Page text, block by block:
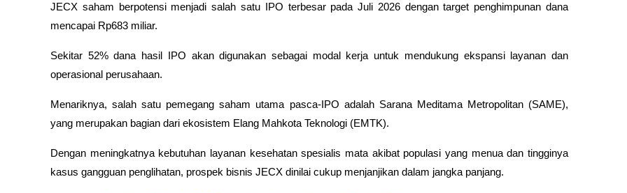
JECX saham berpotensi menjadi salah satu IPO terbesar pada Juli 2026 dengan target penghimpunan dana
mencapai Rp683 miliar.
Sekitar 52% dana hasil IPO akan digunakan sebagai modal kerja untuk mendukung ekspansi layanan dan
operasional perusahaan.
Menariknya, salah satu pemegang saham utama pasca-IPO adalah Sarana Meditama Metropolitan (SAME),
yang merupakan bagian dari ekosistem Elang Mahkota Teknologi (EMTK).
Dengan meningkatnya kebutuhan layanan kesehatan spesialis mata akibat populasi yang menua dan tingginya
kasus gangguan penglihatan, prospek bisnis JECX dinilai cukup menjanjikan dalam jangka panjang.